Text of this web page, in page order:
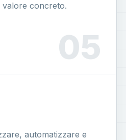
valore concreto.
automatizzare e